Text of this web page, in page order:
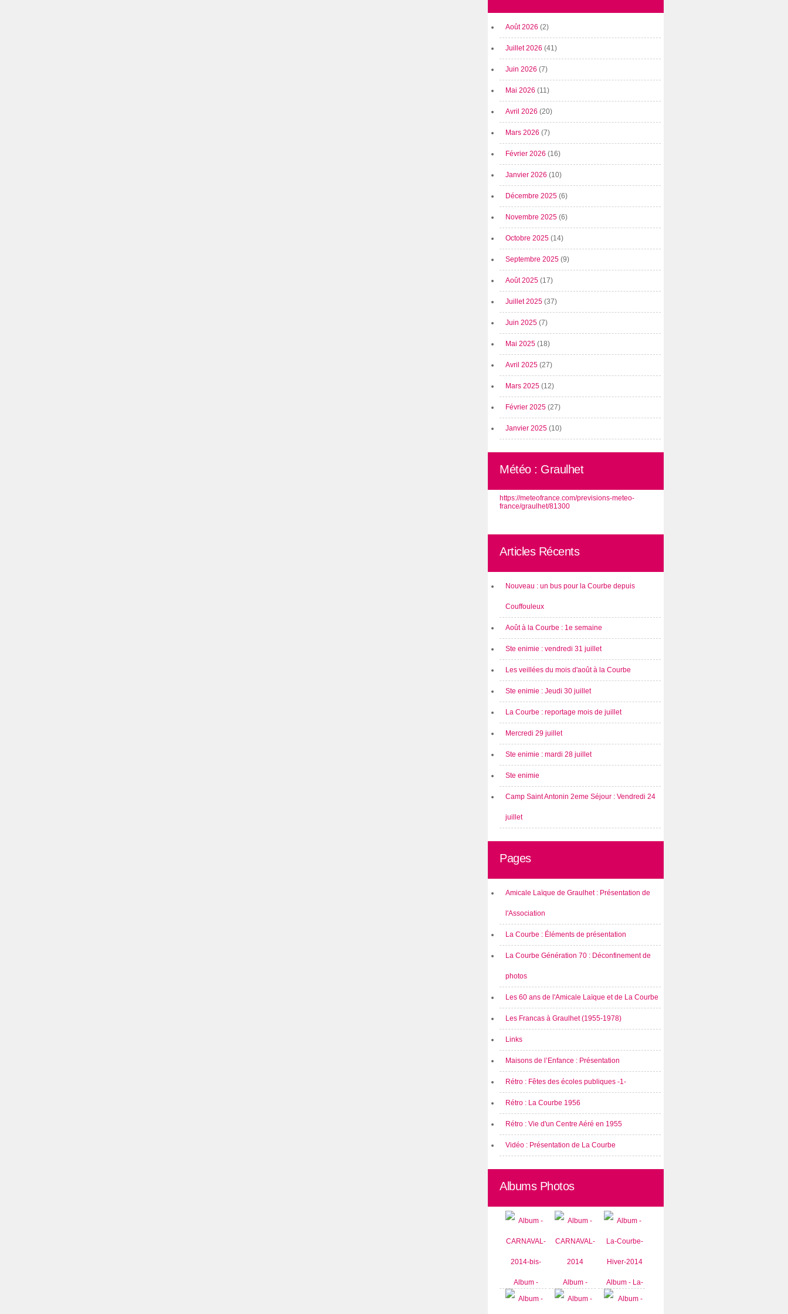
Août 2026 (2)
Juillet 2026 (41)
Juin 2026 (7)
Mai 2026 (11)
Avril 2026 (20)
Mars 2026 (7)
Février 2026 (16)
Janvier 2026 (10)
Décembre 2025 (6)
Novembre 2025 (6)
Octobre 2025 (14)
Septembre 2025 (9)
Août 2025 (17)
Juillet 2025 (37)
Juin 2025 (7)
Mai 2025 (18)
Avril 2025 (27)
Mars 2025 (12)
Février 2025 (27)
Janvier 2025 (10)
Météo : Graulhet
https://meteofrance.com/previsions-meteo-
france/graulhet/81300
Articles Récents
Nouveau : un bus pour la Courbe depuis
Couffouleux
Août à la Courbe : 1e semaine
Ste enimie : vendredi 31 juillet
Les veillées du mois d'août à la Courbe
Ste enimie : Jeudi 30 juillet
La Courbe : reportage mois de juillet
Mercredi 29 juillet
Ste enimie : mardi 28 juillet
Ste enimie
Camp Saint Antonin 2eme Séjour : Vendredi 24
juillet
Pages
Amicale Laïque de Graulhet : Présentation de
l'Association
La Courbe : Éléments de présentation
La Courbe Génération 70 : Déconfinement de
photos
Les 60 ans de l'Amicale Laïque et de La Courbe
Les Francas à Graulhet (1955-1978)
Links
Maisons de l’Enfance : Présentation
Rétro : Fêtes des écoles publiques -1-
Rétro : La Courbe 1956
Rétro : Vie d'un Centre Aéré en 1955
Vidéo : Présentation de La Courbe
Albums Photos
Album -
CARNAVAL-
Album -
CARNAVAL-
Album - La-
Courbe-